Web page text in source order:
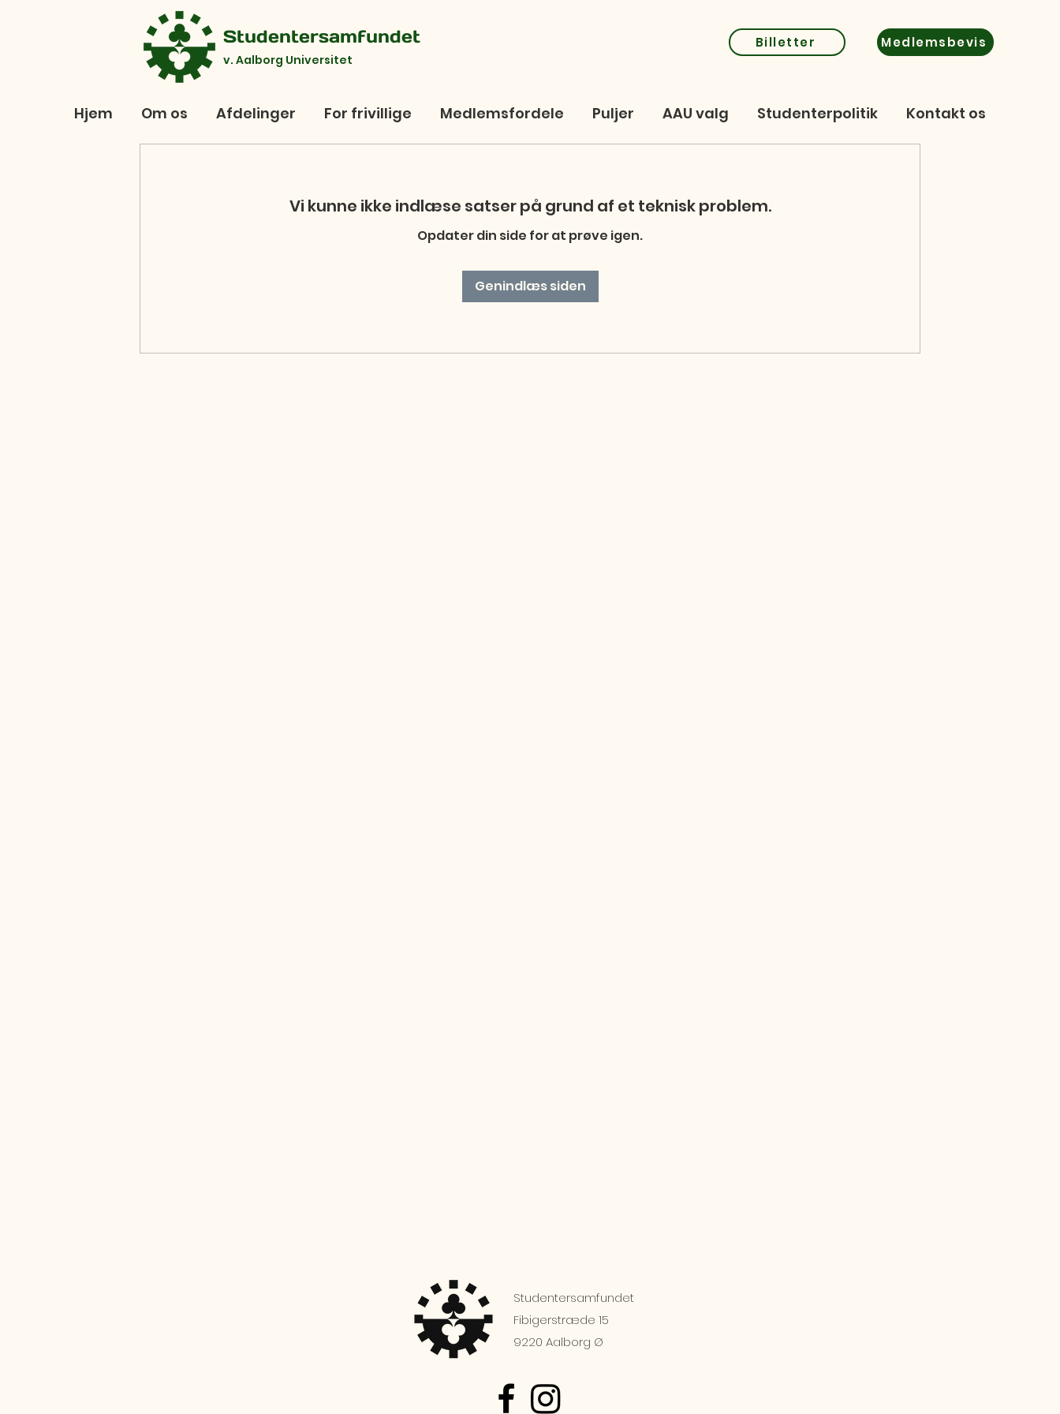
Studentersamfundet
v. Aalborg Universitet
Billetter Medlemsbevis
Hjem Om os Afdelinger For frivillige Medlemsfordele Puljer AAU valg Studenterpolitik Kontakt os
Vi kunne ikke indlæse satser på grund af et teknisk problem.
Opdater din side for at prøve igen.
Genindlæs siden
Studentersamfundet
Fibigerstræde 15
9220 Aalborg Ø